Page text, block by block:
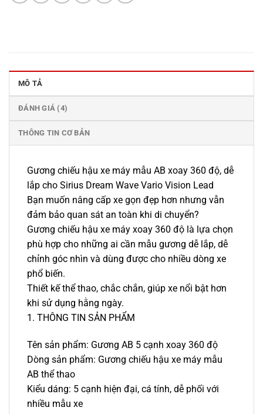
MÔ TẢ
ĐÁNH GIÁ (4)
THÔNG TIN CƠ BẢN
Gương chiếu hậu xe máy mẫu AB xoay 360 độ, dễ
lắp cho Sirius Dream Wave Vario Vision Lead
Bạn muốn nâng cấp xe gọn đẹp hơn nhưng vẫn
đảm bảo quan sát an toàn khi di chuyển?
Gương chiếu hậu xe máy xoay 360 độ là lựa chọn
phù hợp cho những ai cần mẫu gương dễ lắp, dễ
chỉnh góc nhìn và dùng được cho nhiều dòng xe
phổ biến.
Thiết kế thể thao, chắc chắn, giúp xe nổi bật hơn
khi sử dụng hằng ngày.
1. THÔNG TIN SẢN PHẨM
Tên sản phẩm: Gương AB 5 cạnh xoay 360 độ
Dòng sản phẩm: Gương chiếu hậu xe máy mẫu
AB thể thao
Kiểu dáng: 5 cạnh hiện đại, cá tính, dễ phối với
nhiều mẫu xe